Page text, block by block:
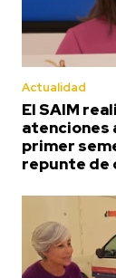
Actualidad
El SAIM
atenciones
primer
repunte de